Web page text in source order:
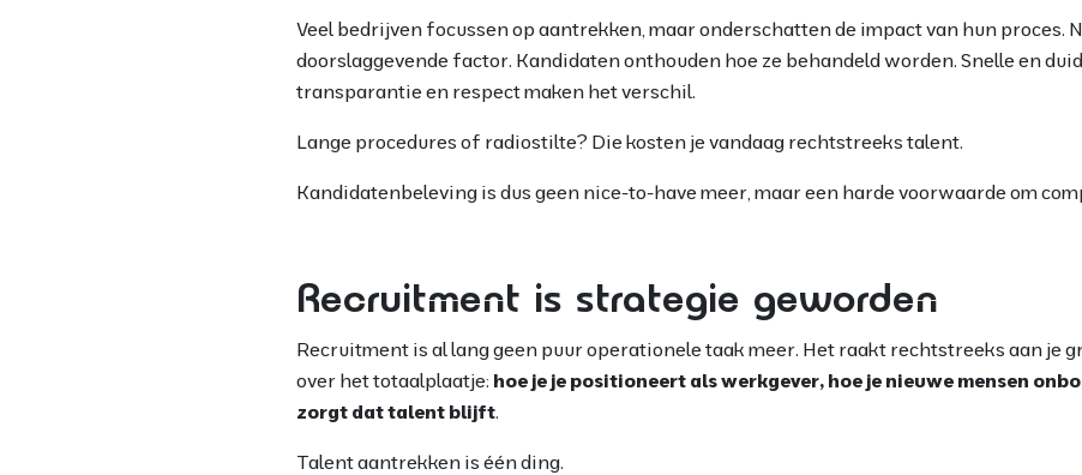
Veel bedrijven focussen op aantrekken, maar onderschatten de impact van hun proces.
doorslaggevende factor. Kandidaten onthouden hoe ze behandeld worden. Snelle en
transparantie en respect maken het verschil.
Lange procedures of radiostilte? Die kosten je vandaag rechtstreeks talent.
Kandidatenbeleving is dus geen nice-to-have meer, maar een harde voorwaarde om
Recruitment is strategie geworden
Recruitment is al lang geen puur operationele taak meer. Het raakt rechtstreeks aan je
over het totaalplaatje: hoe je je positioneert als werkgever, hoe je nieuwe mensen
zorgt dat talent blijft.
Talent aantrekken is één ding.